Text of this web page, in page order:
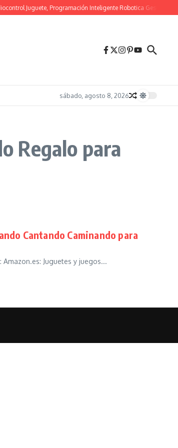
Juguete, Programación Inteligente Robotica Gestos
sábado, agosto 8, 2026
Regalo para
Cantando Caminando para
Juguetes y juegos...